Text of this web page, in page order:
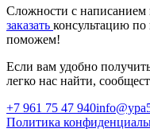
Сложности с
заказать консультацию
поможем!
Если вам удобно
легко нас найти,
+7 961 75 47 940
Политика